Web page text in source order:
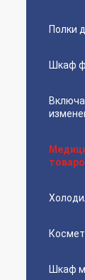
Полки
Шкаф
Шкаф